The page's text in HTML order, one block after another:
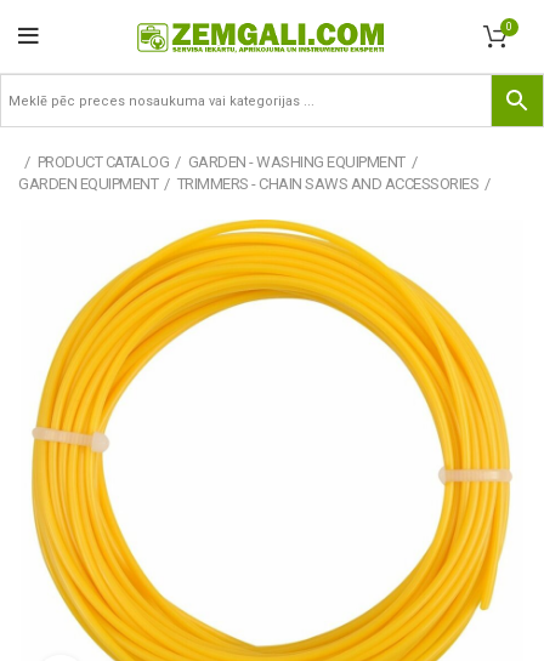
0
PRODUCT CATALOG
GARDEN - WASHING EQUIPMENT
GARDEN EQUIPMENT
TRIMMERS - CHAIN SAWS AND ACCESSORIES